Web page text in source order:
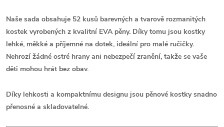
Naše sada obsahuje 52 kusů barevných a tvarově rozmanitých
kostek vyrobených z kvalitní EVA pěny. Díky tomu jsou kostky
lehké, měkké a příjemné na dotek, ideální pro malé ručičky.
Nehrozí žádné ostré hrany ani nebezpečí zranění, takže se vaše
děti mohou hrát bez obav.
Díky lehkosti a kompaktnímu designu jsou pěnové kostky snadno
přenosné a skladovatelné.